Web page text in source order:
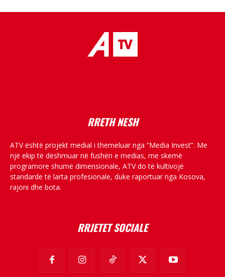
RRETH NESH
ATV është projekt medial i themeluar nga “Media Invest”. Me
një ekip të dëshmuar në fushën e medias, me skemë
programore shumë dimensionale, ATV do të kultivojë
standarde të larta profesionale, duke raportuar nga Kosova,
rajoni dhe bota.
RRJETET SOCIALE